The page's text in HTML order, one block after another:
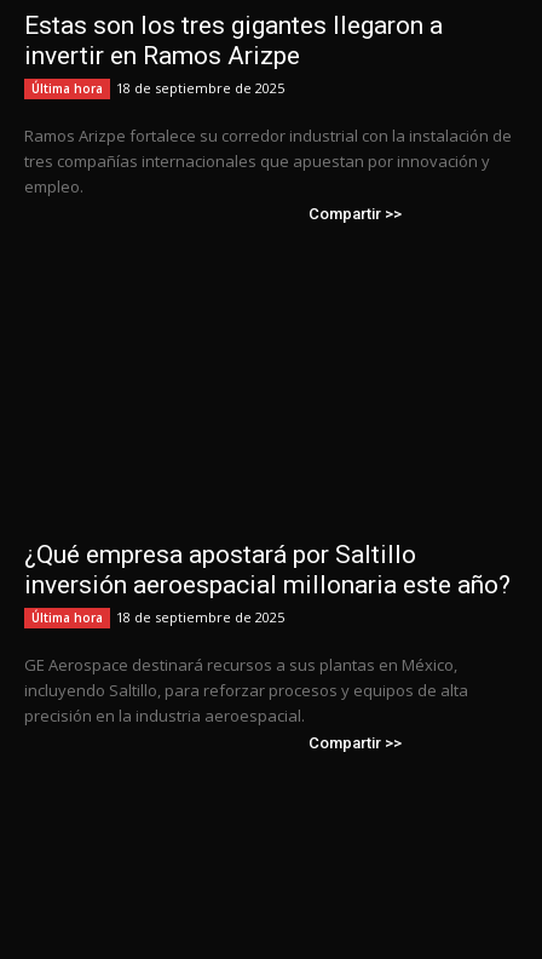
Estas son los tres gigantes llegaron a
invertir en Ramos Arizpe
Última hora 18 de septiembre de 2025
Ramos Arizpe fortalece su corredor industrial con la instalación de
tres compañías internacionales que apuestan por innovación y
empleo.
Compartir >>
¿Qué empresa apostará por Saltillo
inversión aeroespacial millonaria este año?
Última hora 18 de septiembre de 2025
GE Aerospace destinará recursos a sus plantas en México,
incluyendo Saltillo, para reforzar procesos y equipos de alta
precisión en la industria aeroespacial.
Compartir >>